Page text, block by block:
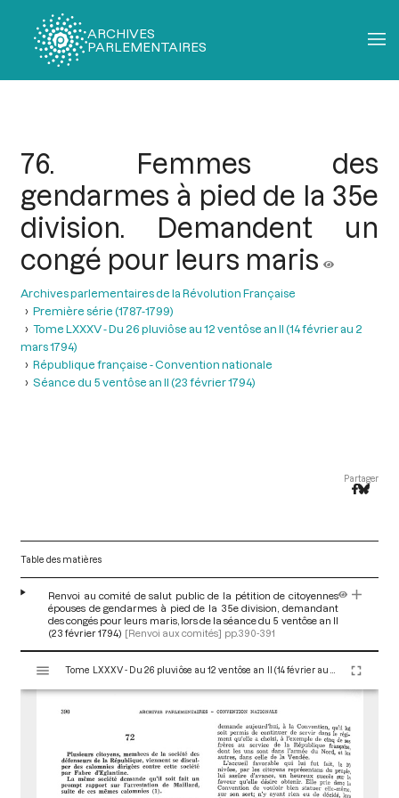
ARCHIVES
PARLEMENTAIRES
76. Femmes des
gendarmes à pied de la 35e
division. Demandent un
congé pour leurs maris
Archives parlementaires de la Révolution Française
Première série (1787-1799)
Tome LXXXV - Du 26 pluviôse au 12 ventôse an II (14 février au 2
mars 1794)
République française - Convention nationale
Séance du 5 ventôse an II (23 février 1794)
Partager
Table des matières
Renvoi au comité de salut public de la pétition de citoyennes
épouses de gendarmes à pied de la 35e division, demandant
des congés pour leurs maris, lors de la séance du 5 ventôse an II
(23 février 1794) [Renvoi aux comités] pp.390-391
s